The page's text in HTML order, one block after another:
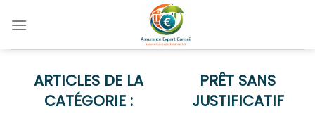
PRÊT SANS
JUSTIFICATIF